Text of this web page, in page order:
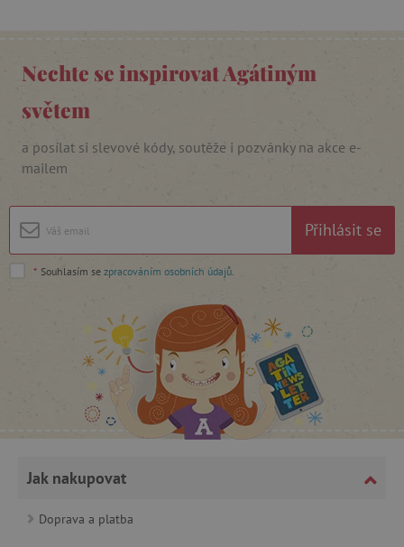
Nechte se inspirovat Agátiným
světem
a posílat si slevové kódy, soutěže i pozvánky na akce e-
mailem
Přihlásit se
* Souhlasím se zpracováním osobních údajů.
Jak nakupovat
Doprava a platba
CookieScriptConsent
CookieScript
www.agatinsvet.cz